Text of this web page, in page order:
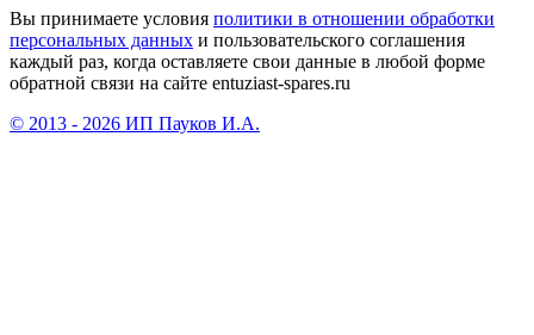
Вы принимаете условия политики в отношении обработки
персональных данных и пользовательского соглашения
каждый раз, когда оставляете свои данные в любой форме
обратной связи на сайте entuziast-spares.ru
© 2013 - 2026 ИП Пауков И.А.